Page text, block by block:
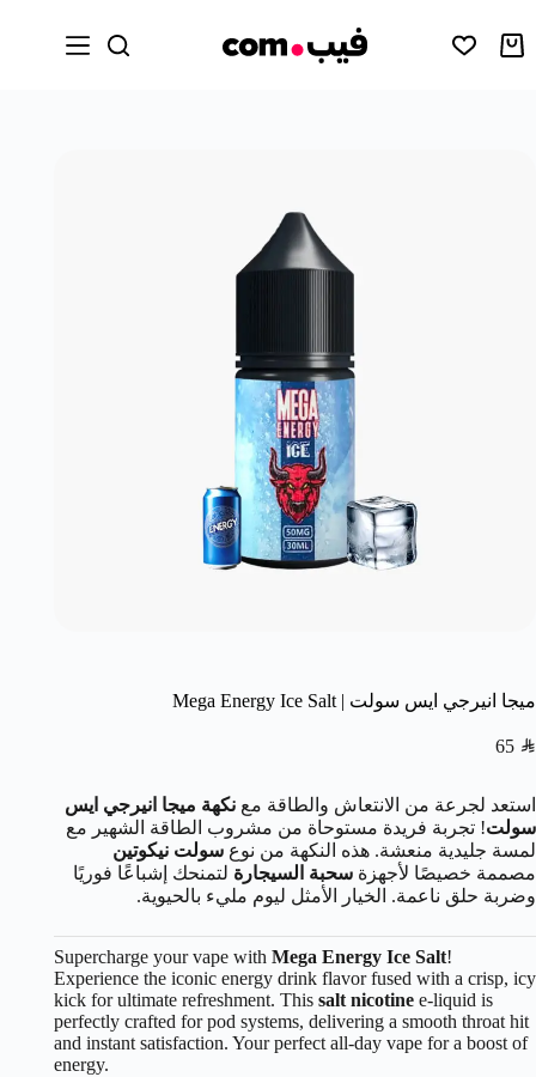
ميجا انيرجي ايس سولت | Mega Energy Ice Salt
65 SAR
استعد لجرعة من الانتعاش والطاقة مع نكهة ميجا انيرجي ايس
سولت! تجربة فريدة مستوحاة من مشروب الطاقة الشهير مع
لمسة جليدية منعشة. هذه النكهة من نوع سولت نيكوتين
مصممة خصيصًا لأجهزة سحبة السيجارة لتمنحك إشباعًا فوريًا
وضربة حلق ناعمة. الخيار الأمثل ليوم مليء بالحيوية.
Supercharge your vape with Mega Energy Ice Salt!
Experience the iconic energy drink flavor fused with a crisp, icy
kick for ultimate refreshment. This salt nicotinee-liquid is
perfectly crafted for pod systems, delivering a smooth throat hit
and instant satisfaction. Your perfect all-day vape for a boost of
energy.